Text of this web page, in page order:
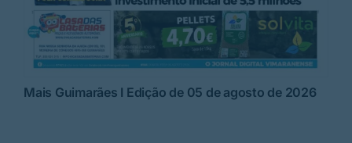
Mais Guimarães I Edição de 05 de agosto de 2026